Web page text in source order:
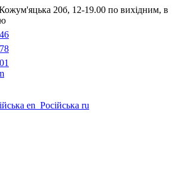
20б, 12-19.00 по вихідним, в
en Російська ru